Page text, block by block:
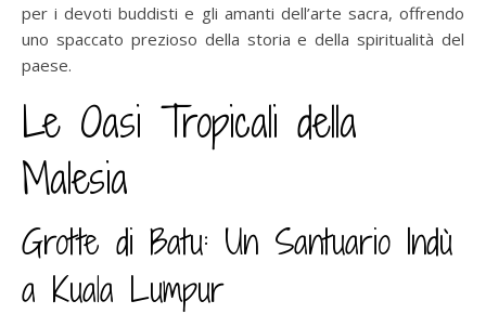
per i devoti buddisti e gli amanti dell’arte sacra, offrendo
uno spaccato prezioso della storia e della spiritualità del
paese.
Le Oasi Tropicali della
Malesia
Grotte di Batu: Un Santuario Indù
a Kuala Lumpur